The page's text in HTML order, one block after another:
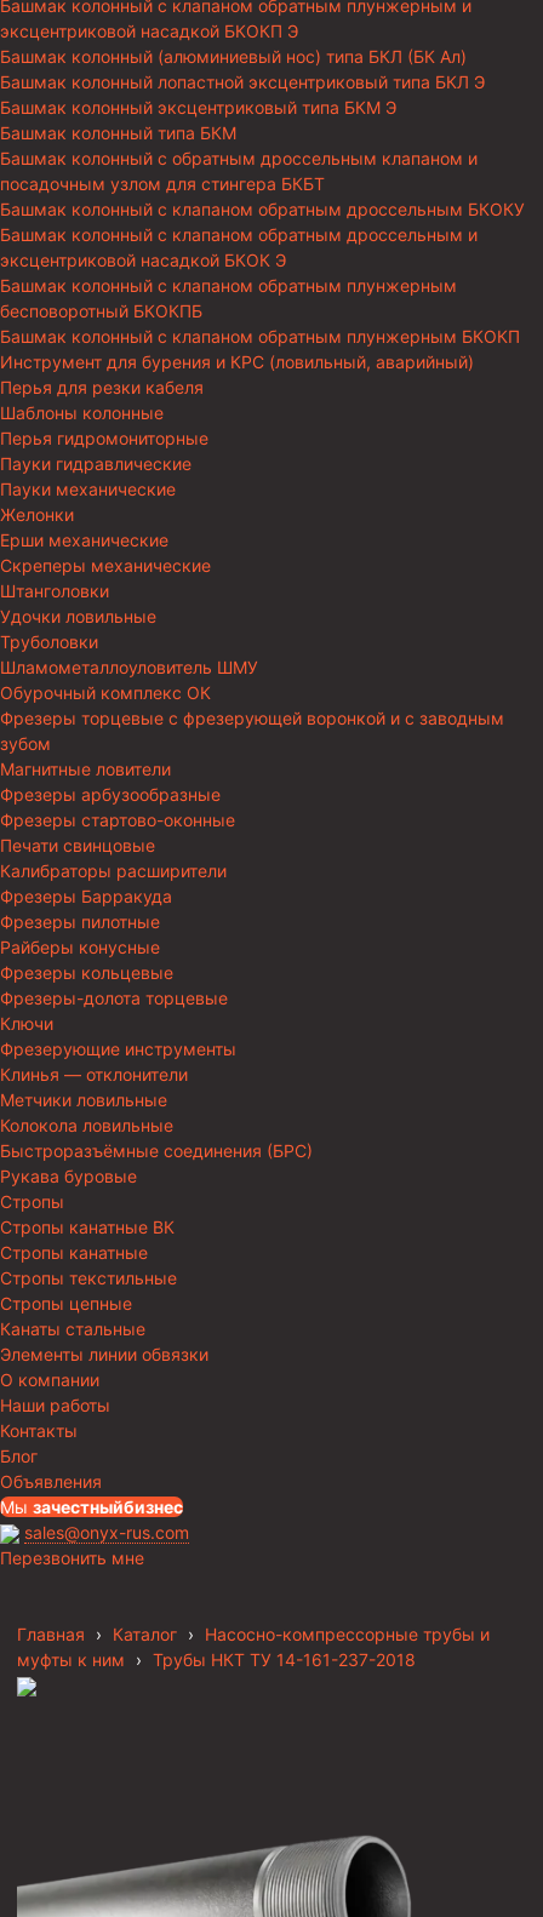
Башмак колонный с клапаном обратным плунжерным и
эксцентриковой насадкой БКОКП Э
Башмак колонный (алюминиевый нос) типа БКЛ (БК Ал)
Башмак колонный лопастной эксцентриковый типа БКЛ Э
Башмак колонный эксцентриковый типа БКМ Э
Башмак колонный типа БКМ
Башмак колонный с обратным дроссельным клапаном и
посадочным узлом для стингера БКБТ
Башмак колонный с клапаном обратным дроссельным БКОКУ
Башмак колонный с клапаном обратным дроссельным и
эксцентриковой насадкой БКОК Э
Башмак колонный с клапаном обратным плунжерным
бесповоротный БКОКПБ
Башмак колонный с клапаном обратным плунжерным БКОКП
Инструмент для бурения и КРС (ловильный, аварийный)
Перья для резки кабеля
Шаблоны колонные
Перья гидромониторные
Пауки гидравлические
Пауки механические
Желонки
Ерши механические
Скреперы механические
Штанголовки
Удочки ловильные
Труболовки
Шламометаллоуловитель ШМУ
Обурочный комплекс ОК
Фрезеры торцевые с фрезерующей воронкой и с заводным
зубом
Магнитные ловители
Фрезеры арбузообразные
Фрезеры стартово-оконные
Печати свинцовые
Калибраторы расширители
Фрезеры Барракуда
Фрезеры пилотные
Райберы конусные
Фрезеры кольцевые
Фрезеры-долота торцевые
Ключи
Фрезерующие инструменты
Клинья — отклонители
Метчики ловильные
Колокола ловильные
Быстроразъёмные соединения (БРС)
Рукава буровые
Стропы
Стропы канатные ВК
Стропы канатные
Стропы текстильные
Стропы цепные
Канаты стальные
Элементы линии обвязки
О компании
Наши работы
Контакты
Блог
Объявления
Мы зачестныйбизнес
sales@onyx-rus.com
Перезвонить мне
Главная › Каталог ›
Насосно-компрессорные трубы и
муфты к ним
› Трубы НКТ ТУ 14-161-237-2018